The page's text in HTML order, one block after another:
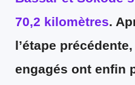
70,2 kilomètres.
l’étape précédente,
engagés ont enfin